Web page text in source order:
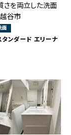
さを両立した洗面
谷市
面
タンダード エリーナ